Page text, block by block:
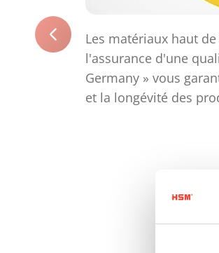
Les matériaux haut
l'assurance d'une
Germany » vous
et la longévité des